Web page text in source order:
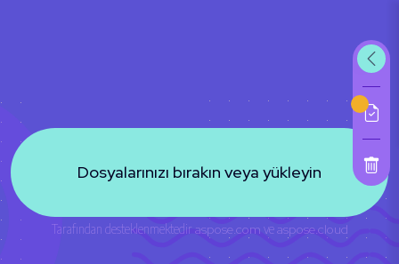
Dosyalarınızı bırakın veya yükleyin
Tarafından desteklenmektediraspose.com veaspose.cloud